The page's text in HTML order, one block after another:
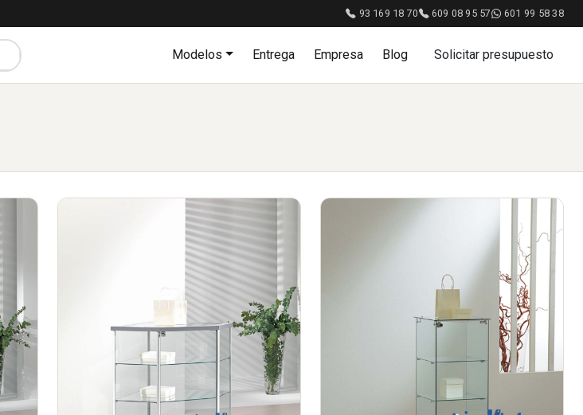
93 169 18 70 609 08 95 57 601 99 58 38
Modelos Entrega Empresa Blog Solicitar presupuesto